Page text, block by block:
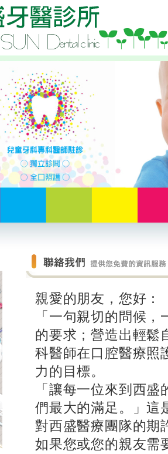
親愛的朋友，您好：
「一句親切的問候
的要求；營造出輕鬆
科醫師在口腔醫療照
力的目標。
「讓每一位來到西
們最大的滿足。」這
對西盛醫療團隊的期
如果您或您的親友需